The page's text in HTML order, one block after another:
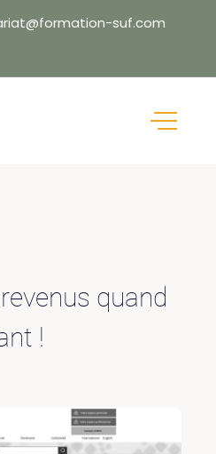
suf.com
quand
!